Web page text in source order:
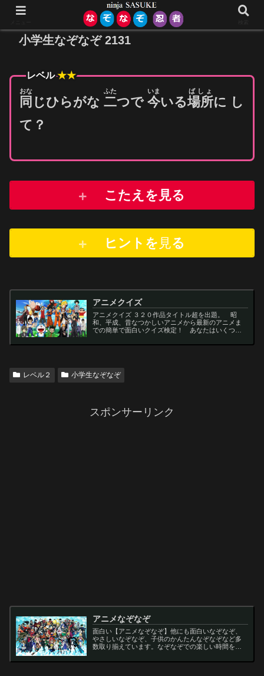
小学生なぞなぞ 2131
レベル★★
同
おな
じひらがな二
ふた
つで今
いま
いる場所
ばしょ
に し
て？
こたえを見る
ヒントを 見る
アニメクイズ
アニメクイズ ３２０作品タイトル超を出題。 昭
和、平成、昔なつかしいアニメから最新のアニメま
での簡単で面白いクイズ検定！ あなたはいくつわ
ど一問一答から3択・4択問題までの小学生の簡単問
レベル２ 小学生なぞなぞ
スポンサーリンク
アニメなぞなぞ
面白い【アニメなぞなぞ】他にも面白いなぞなぞ、
やさしいなぞなぞ、子供のかんたんなぞなぞなど多
数取り揃えています。なぞなぞでの楽しい時間をお